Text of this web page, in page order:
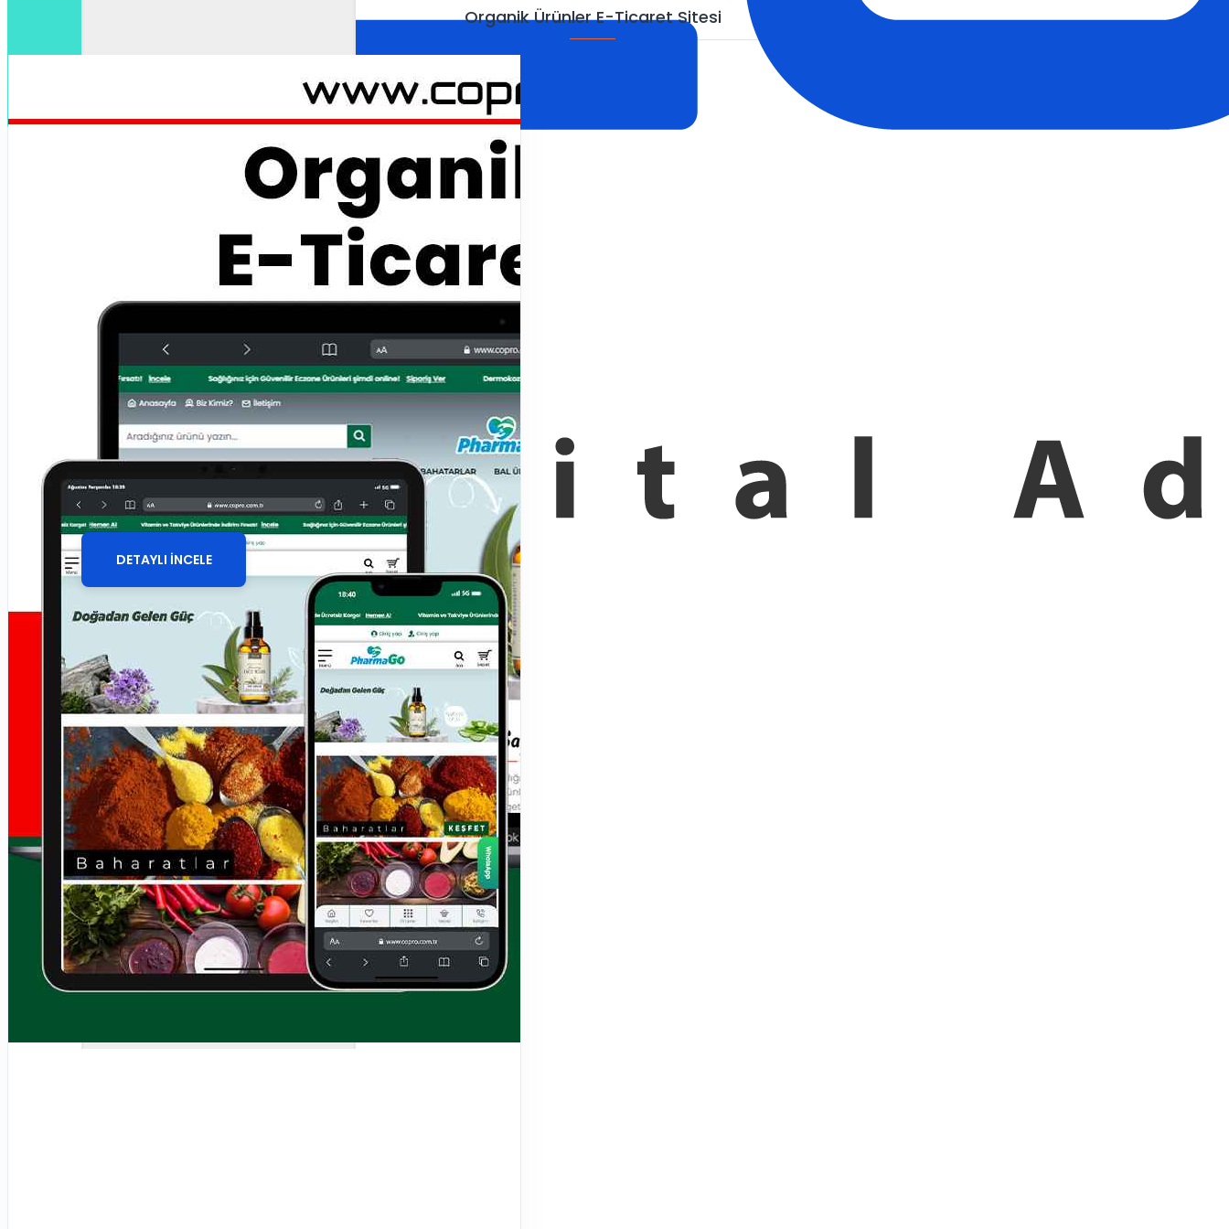
Üye ol
Sepetinize henüz ekleme yapmadınız!
Butik ve Aksesuar E-
Ticaret Sitesi
DETAYLI İNCELE
Organik Ürünler E-Ticaret Sitesi